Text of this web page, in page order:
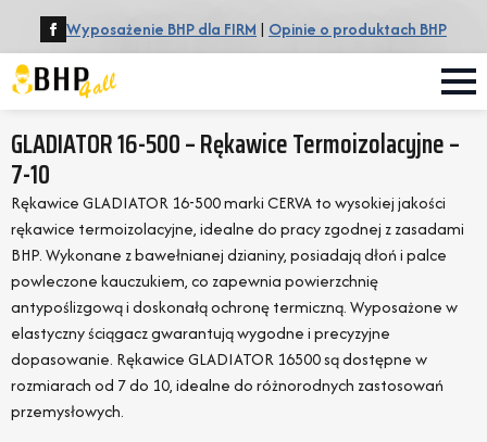
Wyposażenie BHP dla FIRM | Opinie o produktach BHP
GLADIATOR 16-500 – Rękawice Termoizolacyjne –
7-10
Rękawice GLADIATOR 16-500 marki CERVA to wysokiej jakości
rękawice termoizolacyjne, idealne do pracy zgodnej z zasadami
BHP. Wykonane z bawełnianej dzianiny, posiadają dłoń i palce
powleczone kauczukiem, co zapewnia powierzchnię
antypoślizgową i doskonałą ochronę termiczną. Wyposażone w
elastyczny ściągacz gwarantują wygodne i precyzyjne
dopasowanie. Rękawice GLADIATOR 16500 są dostępne w
rozmiarach od 7 do 10, idealne do różnorodnych zastosowań
przemysłowych.